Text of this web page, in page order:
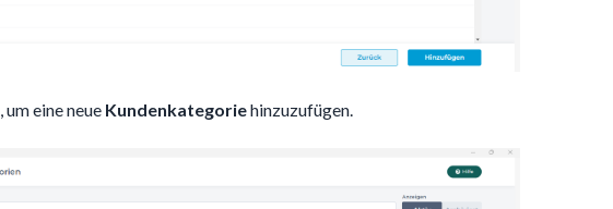
, um eine neue Kundenkategoriehinzuzufügen.